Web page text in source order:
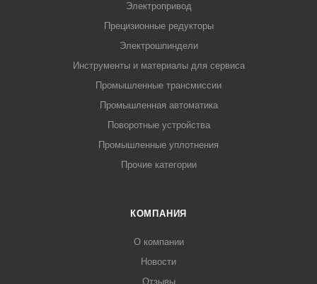
Электропривод
Прецизионные редукторы
Электрошпиндели
Инструменты и материалы для сервиса
Промышленные трансмиссии
Промышленная автоматика
Поворотные устройства
Промышленные уплотнения
Прочие категории
КОМПАНИЯ
О компании
Новости
Отзывы